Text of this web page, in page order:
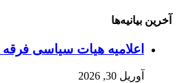
آخرین بیانیه‌ها
اعلامیه هیات سیاسی فرقه دمکرات
آوریل 30, 2026